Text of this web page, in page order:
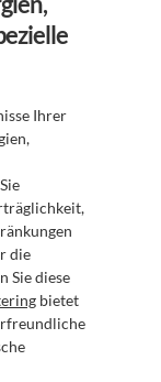
Ihrer
die
Sie diese
bietet